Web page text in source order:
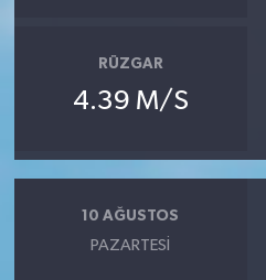
RÜZGAR
4.39 M/S
10 AĞUSTOS
PAZARTESI